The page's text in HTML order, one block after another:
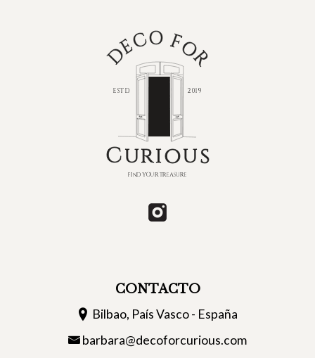
CONTACTO
Bilbao, País Vasco - España
barbara@decoforcurious.com